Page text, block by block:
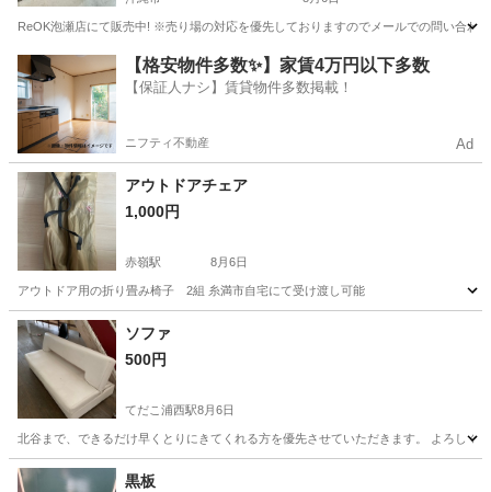
ReOK泡瀬店にて販売中! ※売り場の対応を優先しておりますのでメールでの問い合
沖縄 沖縄市 テーブル
【格安物件多数✨】家賃4万円以下多数
【保証人ナシ】賃貸物件多数掲載！
ニフティ不動産 Ad
アウトドアチェア
1,000円
赤嶺駅 8月6日
アウトドア用の折り畳み椅子 2組 糸満市自宅にて受け渡し可能
沖縄 糸満市
ソファ
500円
てだこ浦西駅8月6日
北谷まで、できるだけ早くとりにきてくれる方を優先させていただきます。 よろしく
沖縄 中頭郡 てだこ浦西駅
黒板